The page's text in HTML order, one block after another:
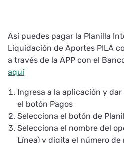
Así puedes pagar la Planilla
Liquidación de Aportes PILA
a través de la APP con el
aquí
Ingresa a la aplicación y dar
el botón Pagos
Selecciona el botón de
Selecciona el nombre del
Línea) y digita el número de